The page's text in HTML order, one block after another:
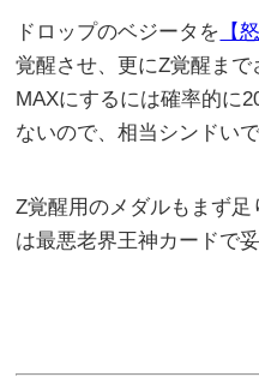
ドロップのベジータを 【
覚醒させ、更にZ覚醒まで
MAXにするには確率的に
ないので、相当シンドいで
Z覚醒用のメダルもまず
は最悪老界王神カードで